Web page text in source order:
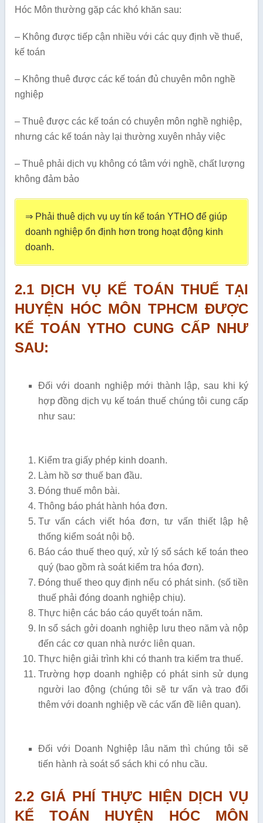
Hóc Môn thường gặp các khó khăn sau:
– Không được tiếp cận nhiều với các quy định về thuế,
kế toán
– Không thuê được các kế toán đủ chuyên môn nghề
nghiệp
– Thuê được các kế toán có chuyên môn nghề nghiệp,
nhưng các kế toán này lại thường xuyên nhảy việc
– Thuê phải dịch vụ không có tâm với nghề, chất lượng
không đảm bảo
⇒ Phải thuê dịch vụ uy tín kế toán YTHO để giúp
doanh nghiệp ổn định hơn trong hoạt động kinh
doanh.
2.1 DỊCH VỤ KẾ TOÁN THUẾ TẠI
HUYỆN HÓC MÔN TPHCM ĐƯỢC
KẾ TOÁN YTHO CUNG CẤP NHƯ
SAU:
Đối với doanh nghiệp mới thành lập, sau khi ký
hợp đồng dịch vụ kế toán thuế chúng tôi cung cấp
như sau:
Kiểm tra giấy phép kinh doanh.
Làm hồ sơ thuế ban đầu.
Đóng thuế môn bài.
Thông báo phát hành hóa đơn.
Tư vấn cách viết hóa đơn, tư vấn thiết lập hệ
thống kiểm soát nội bộ.
Báo cáo thuế theo quý, xử lý sổ sách kế toán theo
quý (bao gồm rà soát kiểm tra hóa đơn).
Đóng thuế theo quy định nếu có phát sinh. (số tiền
thuế phải đóng doanh nghiệp chịu).
Thực hiện các báo cáo quyết toán năm.
In sổ sách gởi doanh nghiệp lưu theo năm và nộp
đến các cơ quan nhà nước liên quan.
Thực hiện giải trình khi có thanh tra kiểm tra thuế.
Trường hợp doanh nghiệp có phát sinh sử dụng
người lao động (chúng tôi sẽ tư vấn và trao đổi
thêm với doanh nghiệp về các vấn đề liên quan).
Đối với Doanh Nghiệp lâu năm thì chúng tôi sẽ
tiến hành rà soát sổ sách khi có nhu cầu.
2.2 GIÁ PHÍ THỰC HIỆN DỊCH VỤ
KẾ TOÁN HUYỆN HÓC MÔN